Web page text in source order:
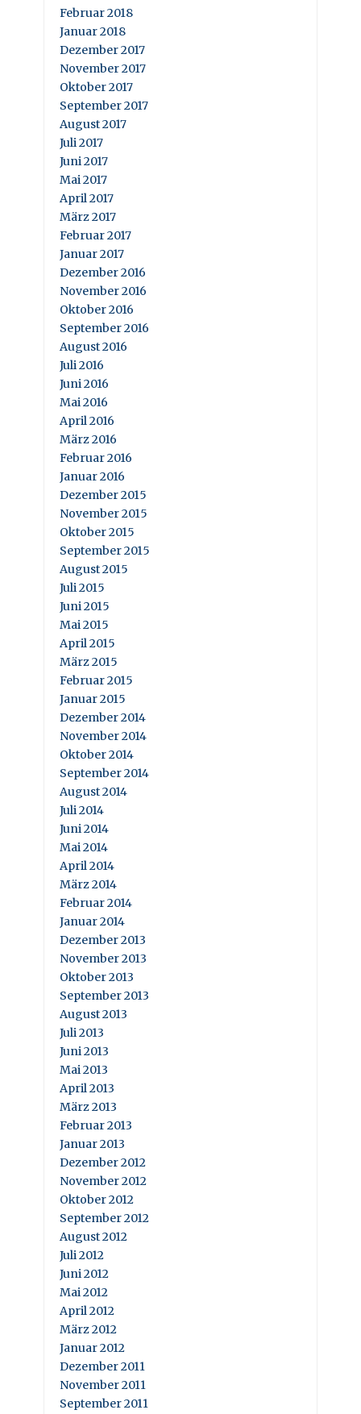
Februar 2018
Januar 2018
Dezember 2017
November 2017
Oktober 2017
September 2017
August 2017
Juli 2017
Juni 2017
Mai 2017
April 2017
März 2017
Februar 2017
Januar 2017
Dezember 2016
November 2016
Oktober 2016
September 2016
August 2016
Juli 2016
Juni 2016
Mai 2016
April 2016
März 2016
Februar 2016
Januar 2016
Dezember 2015
November 2015
Oktober 2015
September 2015
August 2015
Juli 2015
Juni 2015
Mai 2015
April 2015
März 2015
Februar 2015
Januar 2015
Dezember 2014
November 2014
Oktober 2014
September 2014
August 2014
Juli 2014
Juni 2014
Mai 2014
April 2014
März 2014
Februar 2014
Januar 2014
Dezember 2013
November 2013
Oktober 2013
September 2013
August 2013
Juli 2013
Juni 2013
Mai 2013
April 2013
März 2013
Februar 2013
Januar 2013
Dezember 2012
November 2012
Oktober 2012
September 2012
August 2012
Juli 2012
Juni 2012
Mai 2012
April 2012
März 2012
Januar 2012
Dezember 2011
November 2011
September 2011